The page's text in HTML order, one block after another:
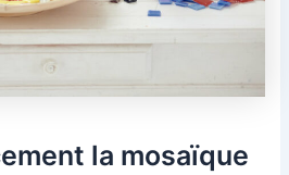
la mosaïque